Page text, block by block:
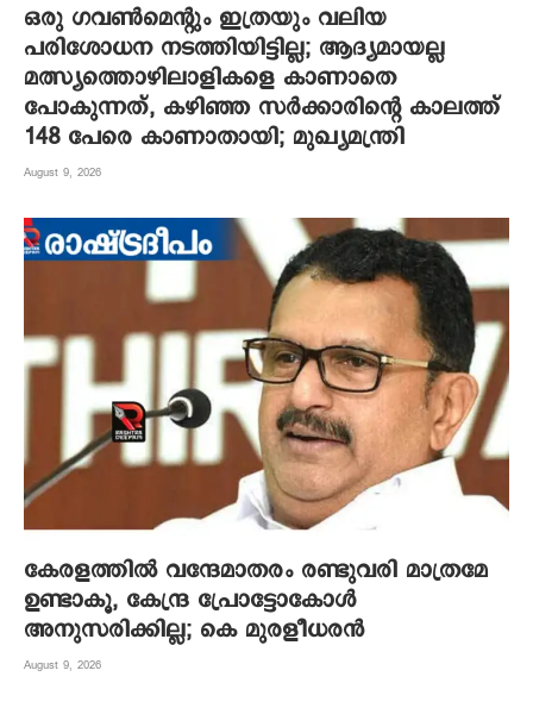
ഒരു ഗവൺമെന്റും ഇത്രയും വലിയ
പരിശോധന നടത്തിയിട്ടില്ല; ആദ്യമായല്ല
മത്സ്യത്തൊഴിലാളികളെ കാണാതെ
പോകുന്നത്, കഴിഞ്ഞ സർക്കാരിന്റെ കാലത്ത്
148 പേരെ കാണാതായി; മുഖ്യമന്ത്രി
August 9, 2026
കേരളത്തിൽ വന്ദേമാതരം രണ്ടുവരി മാത്രമേ
ഉണ്ടാകൂ, കേന്ദ്ര പ്രോട്ടോകോൾ
അനുസരിക്കില്ല; കെ മുരളീധരൻ
August 9, 2026